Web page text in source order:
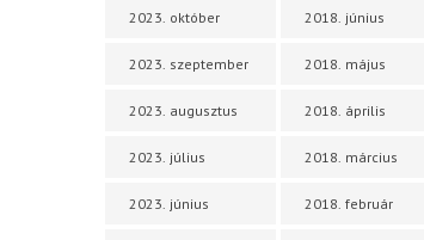
2023. október
2023. szeptember
2023. augusztus
2023. július
2023. június
2018. június
2018. május
2018. április
2018. március
2018. február